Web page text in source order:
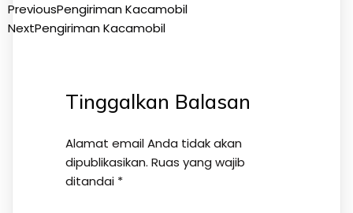
PreviousPengiriman Kacamobil
NextPengiriman Kacamobil
Tinggalkan Balasan
Alamat email Anda tidak akan
dipublikasikan. Ruas yang wajib
ditandai *